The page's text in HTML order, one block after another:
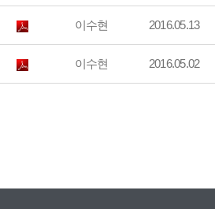
이수현 2016.05.13
이수현 2016.05.02